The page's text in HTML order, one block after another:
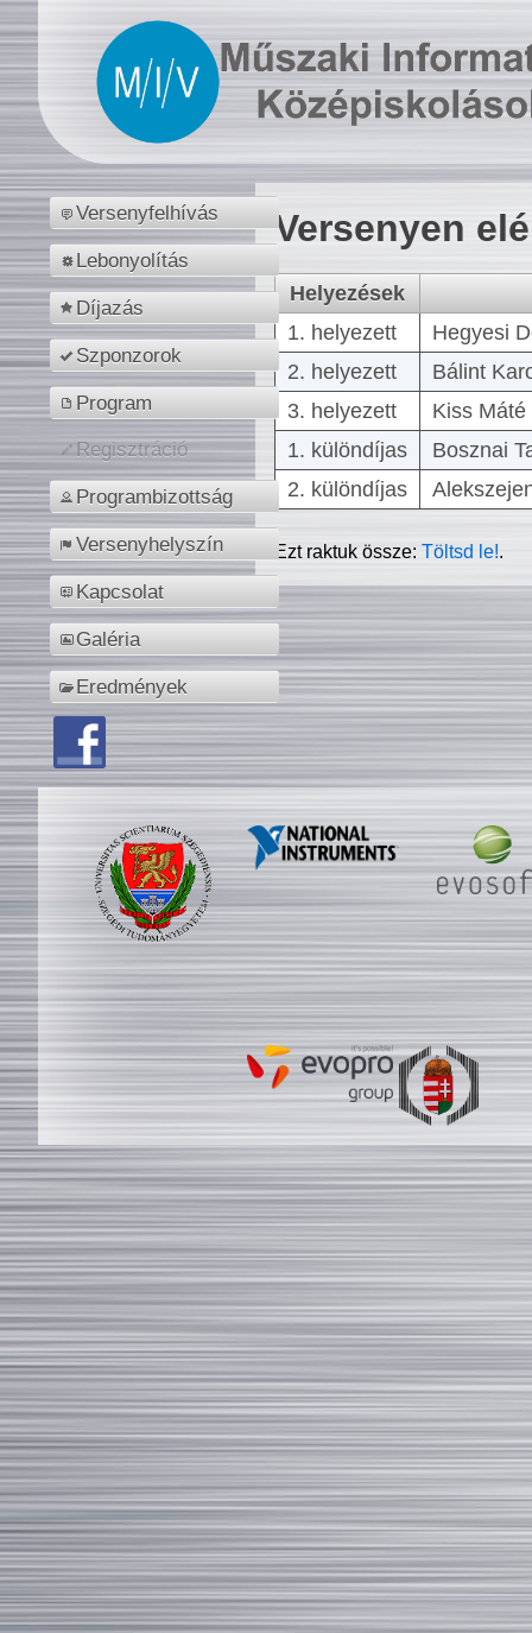
Versenyfelhívás
Lebonyolítás
Díjazás
Szponzorok
Program
Regisztráció
Programbizottság
Versenyhelyszín
Kapcsolat
Galéria
Eredmények
Versenyen
Helyezések
1. helyezett
Hegyesi
2. helyezett
Bálint
3. helyezett
Kiss
1. különdíjas
Bosznai
2. különdíjas
Ezt raktuk össze:Töltsd le!.